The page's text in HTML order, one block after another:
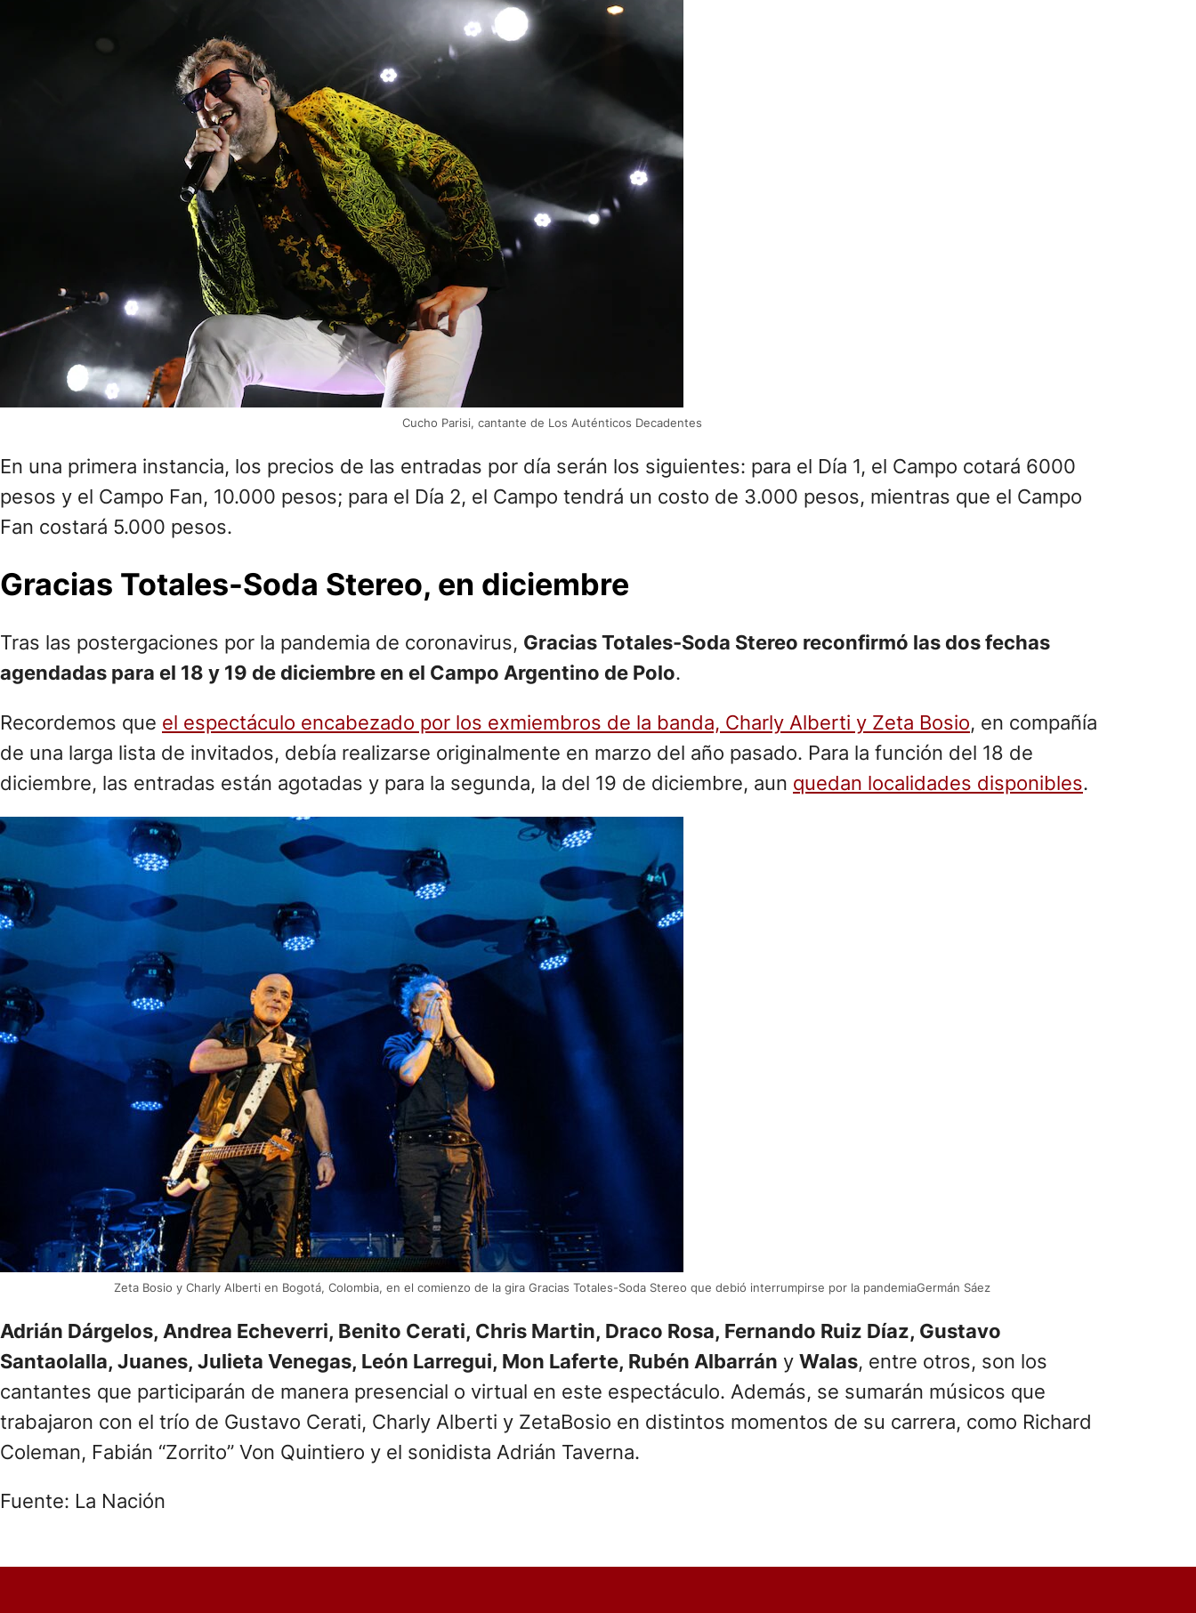
Cucho Parisi, cantante de Los Auténticos Decadentes
En una primera instancia, los precios de las entradas por día serán los siguientes: para el Día 1, el Campo cotará 6000
pesos y el Campo Fan, 10.000 pesos; para el Día 2, el Campo tendrá un costo de 3.000 pesos, mientras que el Campo
Fan costará 5.000 pesos.
Gracias Totales-Soda Stereo, en diciembre
Tras las postergaciones por la pandemia de coronavirus, Gracias Totales-Soda Stereo reconfirmó las dos fechas
agendadas para el 18 y 19 de diciembre en el Campo Argentino de Polo.
Recordemos que el espectáculo encabezado por los exmiembros de la banda, Charly Alberti y Zeta Bosio, en compañía
de una larga lista de invitados, debía realizarse originalmente en marzo del año pasado. Para la función del 18 de
diciembre, las entradas están agotadas y para la segunda, la del 19 de diciembre, aun quedan localidades disponibles.
Zeta Bosio y Charly Alberti en Bogotá, Colombia, en el comienzo de la gira Gracias Totales-Soda Stereo que debió interrumpirse por la pandemiaGermán Sáez
Adrián Dárgelos, Andrea Echeverri, Benito Cerati, Chris Martin, Draco Rosa, Fernando Ruiz Díaz, Gustavo
Santaolalla, Juanes, Julieta Venegas, León Larregui, Mon Laferte, Rubén Albarrán y Walas, entre otros, son los
cantantes que participarán de manera presencial o virtual en este espectáculo. Además, se sumarán músicos que
trabajaron con el trío de Gustavo Cerati, Charly Alberti y ZetaBosio en distintos momentos de su carrera, como Richard
Coleman, Fabián “Zorrito” Von Quintiero y el sonidista Adrián Taverna.
Fuente: La Nación